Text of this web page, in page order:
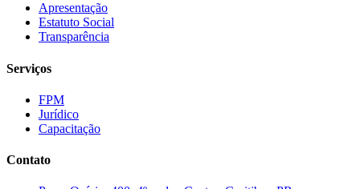
Apresentação
Estatuto Social
Transparência
Serviços
FPM
Jurídico
Capacitação
Contato